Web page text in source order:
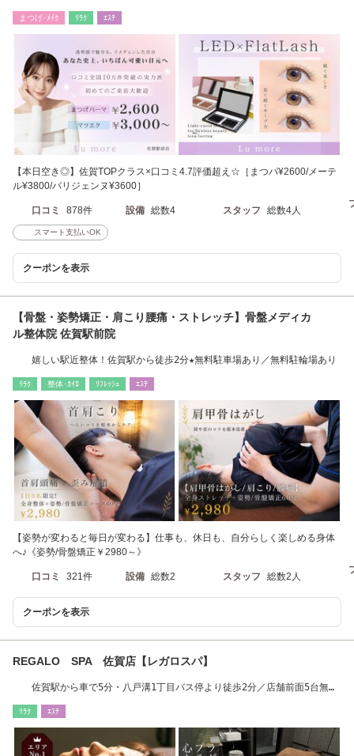
まつげ･ﾒｲｸ ﾘﾗｸ ｴｽﾃ
【本日空き◎】佐賀TOPクラス×口コミ4.7評価超え☆［まつパ¥2600/メーテ
ル¥3800/パリジェンヌ¥3600］
口コミ 878件 設備 総数4 スタッフ 総数4人
スマート支払いOK
クーポンを表示
【骨盤・姿勢矯正・肩こり腰痛・ストレッチ】骨盤メディカ
ル整体院 佐賀駅前院
嬉しい駅近整体！佐賀駅から徒歩2分★無料駐車場あり／無料駐輪場あり
ﾘﾗｸ 整体･ｶｲﾛ ﾘﾌﾚｯｼｭ ｴｽﾃ
【姿勢が変わると毎日が変わる】仕事も、休日も、自分らしく楽しめる身体
へ♪《姿勢/骨盤矯正￥2980～》
口コミ 321件 設備 総数2 スタッフ 総数2人
クーポンを表示
REGALO SPA 佐賀店【レガロスパ】
佐賀駅から車で5分・八戸溝1丁目バス停より徒歩2分／店舗前面5台無料
ﾘﾗｸ ｴｽﾃ